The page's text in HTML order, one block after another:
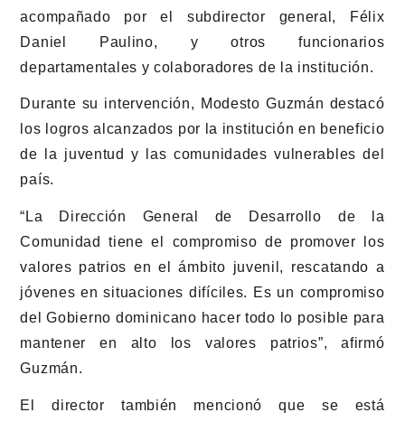
acompañado por el subdirector general, Félix
Daniel Paulino, y otros funcionarios
departamentales y colaboradores de la institución.
Durante su intervención, Modesto Guzmán destacó
los logros alcanzados por la institución en beneficio
de la juventud y las comunidades vulnerables del
país.
“La Dirección General de Desarrollo de la
Comunidad tiene el compromiso de promover los
valores patrios en el ámbito juvenil, rescatando a
jóvenes en situaciones difíciles. Es un compromiso
del Gobierno dominicano hacer todo lo posible para
mantener en alto los valores patrios”, afirmó
Guzmán.
El director también mencionó que se está